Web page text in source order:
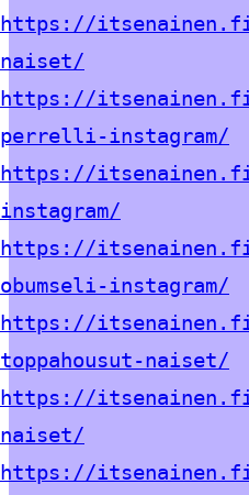
https://
naiset/
https://
perrelli-instagram/
https://
instagram/
https://
obumseli-instagram/
https://
toppahousut-naiset/
https://
naiset/
https://